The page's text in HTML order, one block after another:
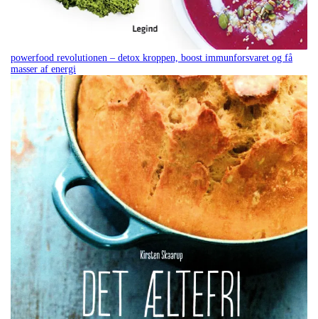
powerfood revolutionen – detox kroppen, boost immunforsvaret og få
masser af energi